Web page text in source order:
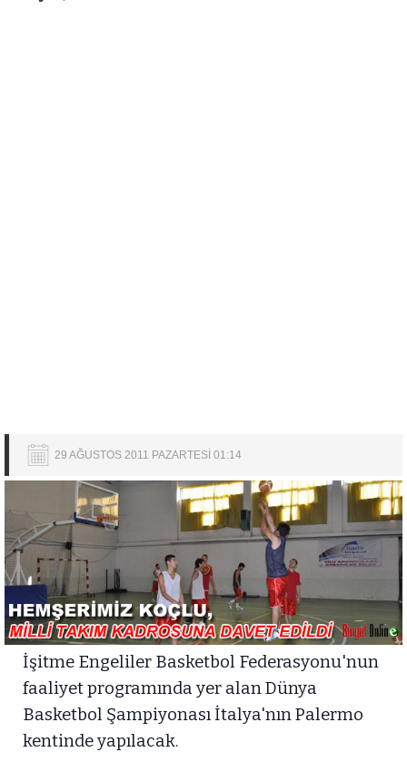
29 AĞUSTOS 2011 PAZARTESİ 01:14
İşitme Engeliler Basketbol Federasyonu'nun
faaliyet programında yer alan Dünya
Basketbol Şampiyonası İtalya'nın Palermo
kentinde yapılacak.